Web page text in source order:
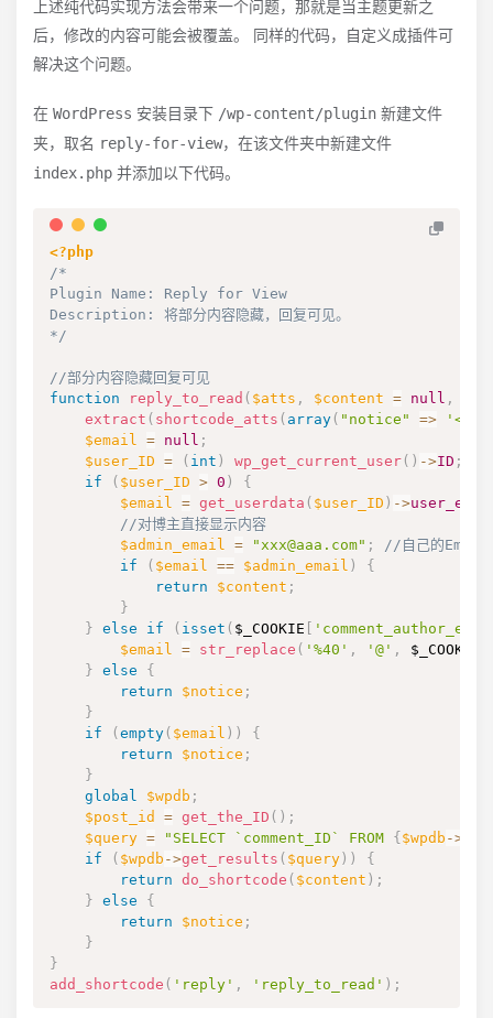
上述纯代码实现方法会带来一个问题，那就是当主题更新之
后，修改的内容可能会被覆盖。 同样的代码，自定义成插件可
解决这个问题。
在 WordPress 安装目录下 /wp-content/plugin 新建文件
夹，取名 reply-for-view，在该文件夹中新建文件
index.php 并添加以下代码。
<?php
/*
Plugin Name: Reply for View
Description: 将部分内容隐藏，回复可见。
*/
//部分内容隐藏回复可见
function
reply_to_read ( $atts , $content = null ,
extract ( shortcode_atts ( array ( "notice" =>
'<p
$email = null ;
$user_ID = ( int ) wp_get_current_user ( ) ->ID ;
if
( $user_ID > 0 )
{
$email = get_userdata ( $user_ID ) ->
//对博主直接显示内容
$admin_email = "xxx@aaa.com" ;
//自己的Email
if
( $email == $admin_email )
{
return
$content ;
}
} else if ( isset ( $_COOKIE
$email = str_replace ( '%40' , '@' , $_COOKIE
} else
{
return
$notice ;
}
if
( empty ( $email ) )
{
return
$notice ;
}
global
$wpdb ;
$post_id
= get_the_ID ( ) ;
$query = "SELECT `comment_ID` FROM { $wpdb ->
if
( $wpdb ->get_results ( $query ) )
{
return do_shortcode ( $content ) ;
} else
{
return
$notice ;
}
}
add_shortcode ( 'reply' , 'reply_to_read' ) ;